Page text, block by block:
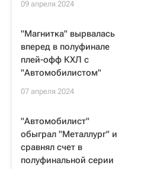
09 апреля 2024
"Магнитка" вырвалась
вперед в полуфинале
плей-офф КХЛ с
"Автомобилистом"
07 апреля 2024
"Автомобилист"
обыграл "Металлург" и
сравнял счет в
полуфинальной серии